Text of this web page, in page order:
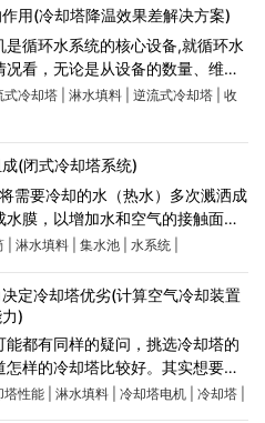
用(冷却塔降温效果差解决方案)
是循环水系统的核心设备,就循环水
况看，无论是从设备的数量、维修
电量等哪个方面来讲，冷却塔风机
重。风机台数占车间设备总量的
工时占
式冷却塔| 淋水填料| 逆流式冷却塔| 收
(闭式冷却塔系统)
需要冷却的水（热水）多次溅洒成
水膜，以增加水和空气的接触面积
水和空气的热交换。水的冷却过
个淋水
| 淋水填料| 集水池| 水系统|
定冷却塔优劣(计算空气冷却装置
)
能都有同样的疑问，挑选冷却塔的
怎样的冷却塔比较好。其实想要检
塔性能的优劣就看其冷却能力的高
塔性能| 淋水填料| 冷却塔电机| 冷却塔|